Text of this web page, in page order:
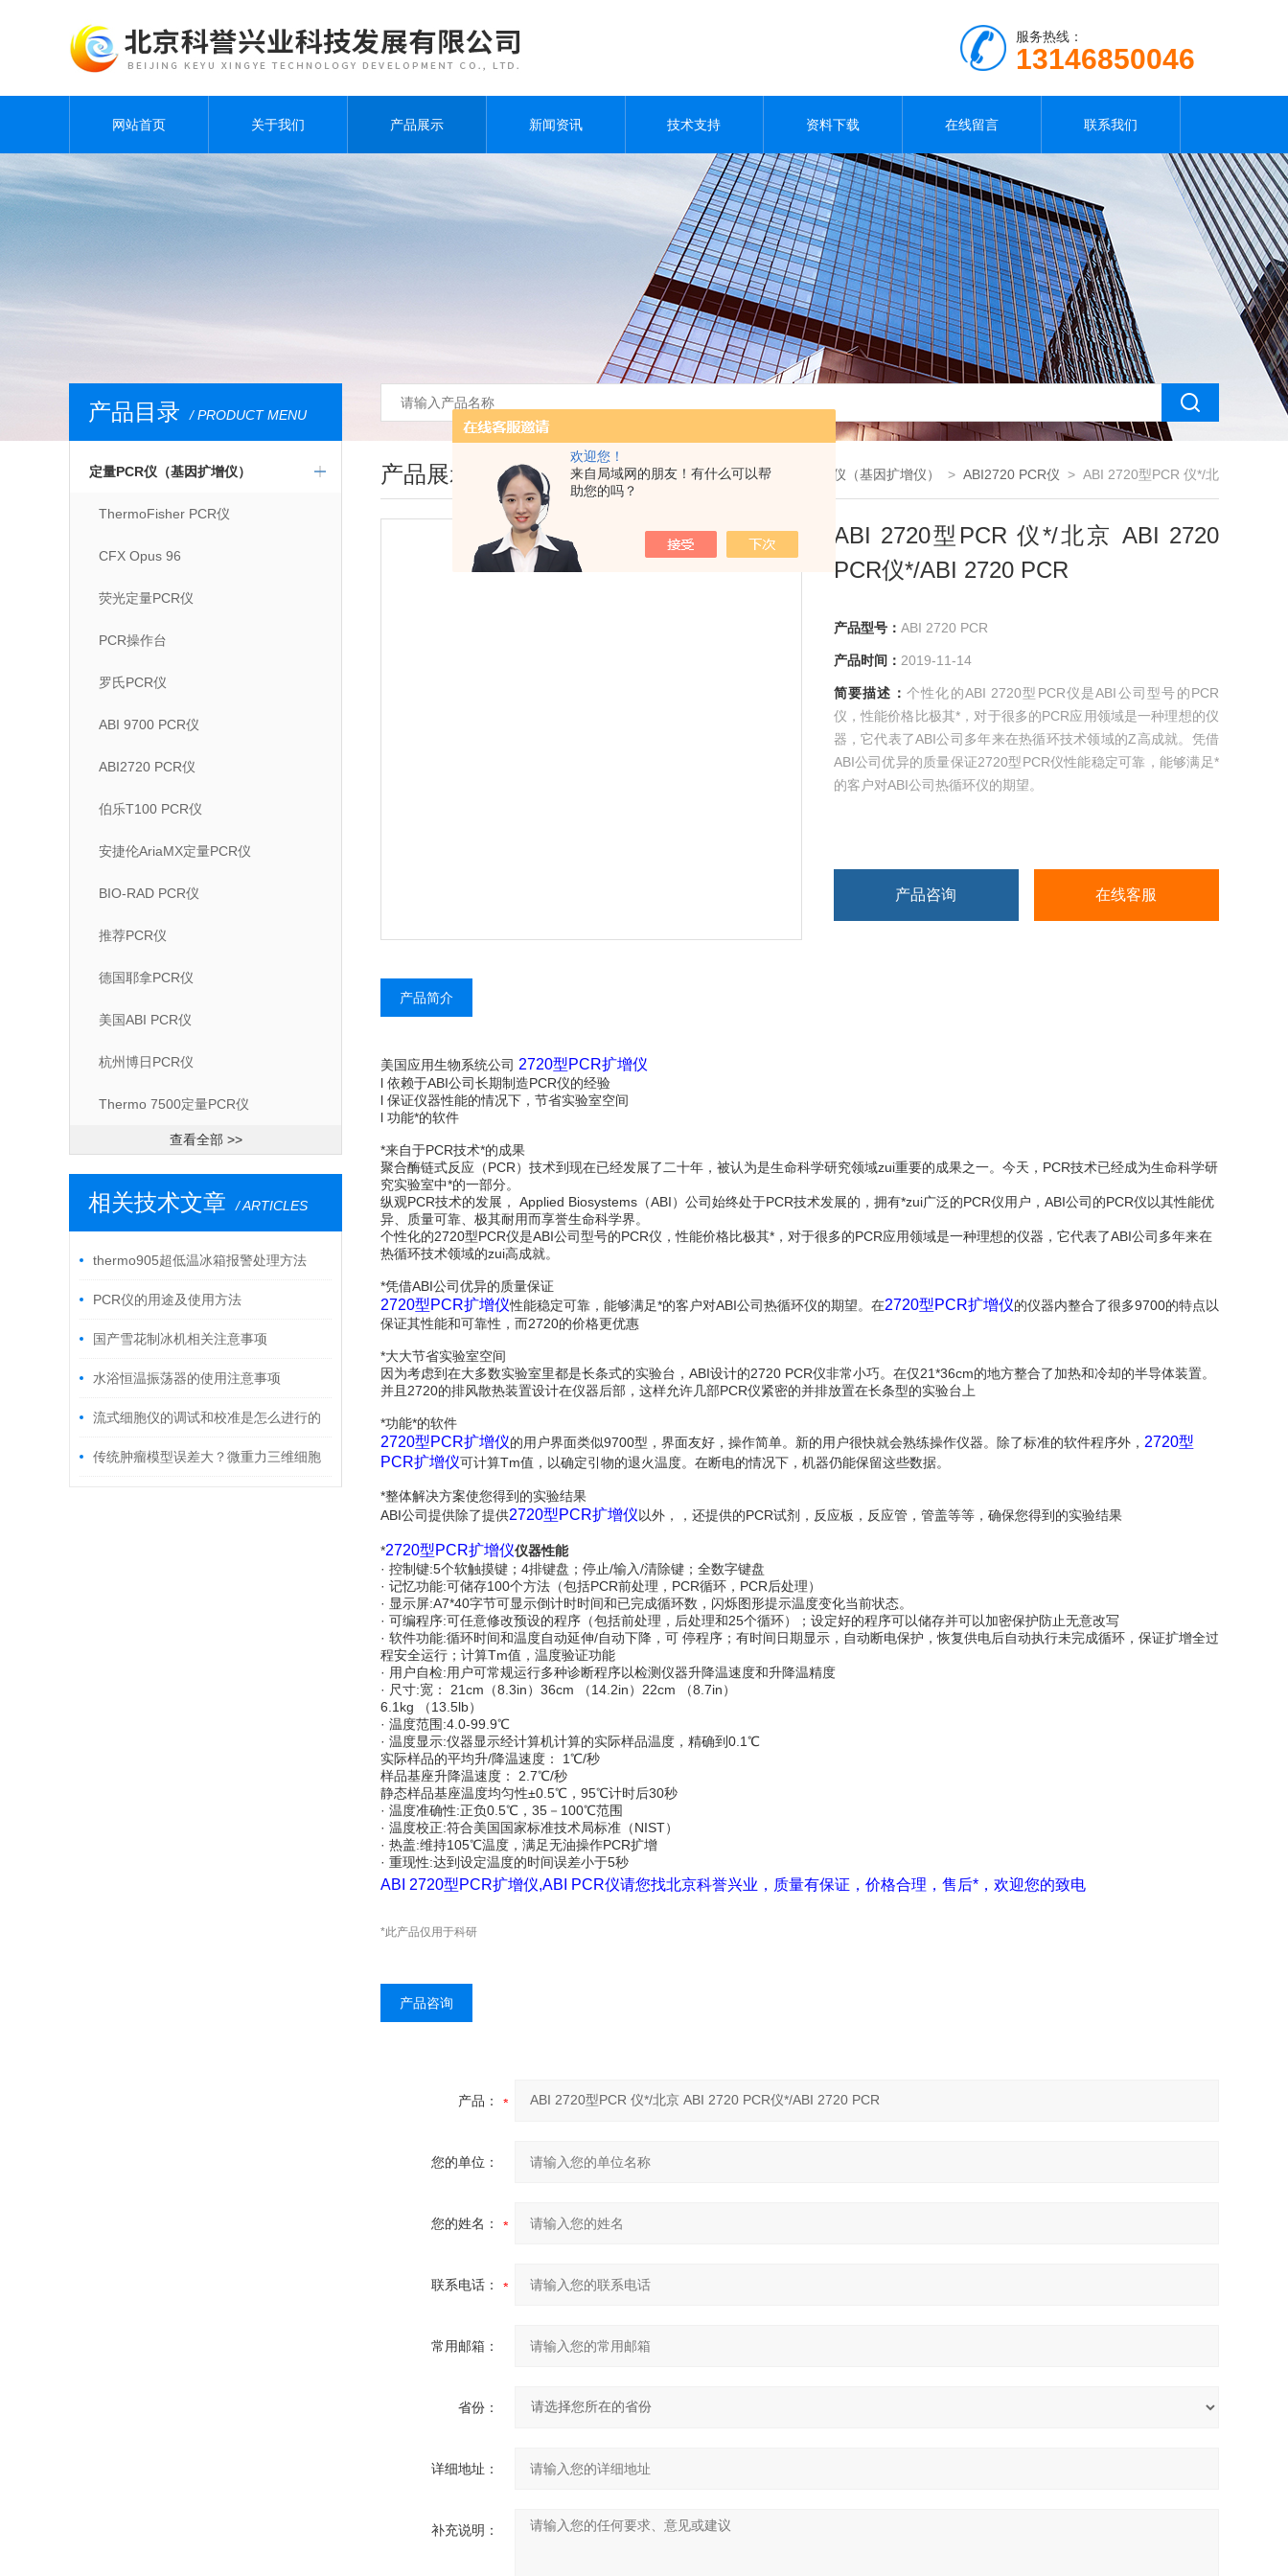
欢迎您！
来自局域网的朋友！有什么可以帮
助您的吗？
服务热线：
13146850046
网站首页 关于我们 产品展示 新闻资讯 技术支持 资料下载 在线留言 联系我们
产品目录 / PRODUCT MENU
定量PCR仪（基因扩增仪）
ThermoFisher PCR仪
CFX Opus 96
荧光定量PCR仪
PCR操作台
罗氏PCR仪
ABI 9700 PCR仪
ABI2720 PCR仪
伯乐T100 PCR仪
安捷伦AriaMX定量PCR仪
BIO-RAD PCR仪
推荐PCR仪
德国耶拿PCR仪
美国ABI PCR仪
杭州博日PCR仪
Thermo 7500定量PCR仪
查看全部 >>
相关技术文章 / ARTICLES
thermo905超低温冰箱报警处理方法
PCR仪的用途及使用方法
国产雪花制冰机相关注意事项
水浴恒温振荡器的使用注意事项
流式细胞仪的调试和校准是怎么进行的
传统肿瘤模型误差大？微重力三维细胞
产品展示 您现在的位置：首页 >产品展示> 定量PCR仪（基因扩增仪） > ABI2720 PCR仪 > ABI 2720型PCR 仪*/北
京 ABI 2720 PCR仪*/ABI 2720 PCR
ABI 2720型PCR 仪*/北京 ABI 2720
PCR仪*/ABI 2720 PCR
产品型号： ABI 2720 PCR
产品时间： 2019-11-14
简要描述： 个性化的ABI 2720型PCR仪是ABI公司型号的PCR
仪，性能价格比极其*，对于很多的PCR应用领域是一种理想的仪
器，它代表了ABI公司多年来在热循环技术领域的Z高成就。凭借
ABI公司优异的质量保证2720型PCR仪性能稳定可靠，能够满足*
的客户对ABI公司热循环仪的期望。
产品咨询 在线客服
产品简介
美国应用生物系统公司 2720型PCR扩增仪
l 依赖于ABI公司长期制造PCR仪的经验
l 保证仪器性能的情况下，节省实验室空间
l 功能*的软件
*来自于PCR技术*的成果
聚合酶链式反应（PCR）技术到现在已经发展了二十年，被认为是生命科学研究领域zui重要的成果之一。今天，PCR技术已经成为生命科学研
究实验室中*的一部分。
纵观PCR技术的发展， Applied Biosystems（ABI）公司始终处于PCR技术发展的，拥有*zui广泛的PCR仪用户，ABI公司的PCR仪以其性能优
异、质量可靠、极其耐用而享誉生命科学界。
个性化的2720型PCR仪是ABI公司型号的PCR仪，性能价格比极其*，对于很多的PCR应用领域是一种理想的仪器，它代表了ABI公司多年来在
热循环技术领域的zui高成就。
*凭借ABI公司优异的质量保证
2720型PCR扩增仪性能稳定可靠，能够满足*的客户对ABI公司热循环仪的期望。在2720型PCR扩增仪的仪器内整合了很多9700的特点以
保证其性能和可靠性，而2720的价格更优惠
*大大节省实验室空间
因为考虑到在大多数实验室里都是长条式的实验台，ABI设计的2720 PCR仪非常小巧。在仅21*36cm的地方整合了加热和冷却的半导体装置。
并且2720的排风散热装置设计在仪器后部，这样允许几部PCR仪紧密的并排放置在长条型的实验台上
*功能*的软件
2720型PCR扩增仪的用户界面类似9700型，界面友好，操作简单。新的用户很快就会熟练操作仪器。除了标准的软件程序外， 2720型
PCR扩增仪可计算Tm值，以确定引物的退火温度。在断电的情况下，机器仍能保留这些数据。
*整体解决方案使您得到的实验结果
ABI公司提供除了提供2720型PCR扩增仪以外，，还提供的PCR试剂，反应板，反应管，管盖等等，确保您得到的实验结果
*2720型PCR扩增仪仪器性能
· 控制键:5个软触摸键；4排键盘；停止/输入/清除键；全数字键盘
· 记忆功能:可储存100个方法（包括PCR前处理，PCR循环，PCR后处理）
· 显示屏:A7*40字节可显示倒计时时间和已完成循环数，闪烁图形提示温度变化当前状态。
· 可编程序:可任意修改预设的程序（包括前处理，后处理和25个循环）；设定好的程序可以储存并可以加密保护防止无意改写
· 软件功能:循环时间和温度自动延伸/自动下降，可 停程序；有时间日期显示，自动断电保护，恢复供电后自动执行未完成循环，保证扩增全过
程安全运行；计算Tm值，温度验证功能
· 用户自检:用户可常规运行多种诊断程序以检测仪器升降温速度和升降温精度
· 尺寸:宽： 21cm（8.3in）36cm （14.2in）22cm （8.7in）
6.1kg （13.5lb）
· 温度范围:4.0-99.9℃
· 温度显示:仪器显示经计算机计算的实际样品温度，精确到0.1℃
实际样品的平均升/降温速度： 1℃/秒
样品基座升降温速度： 2.7℃/秒
静态样品基座温度均匀性±0.5℃，95℃计时后30秒
· 温度准确性:正负0.5℃，35－100℃范围
· 温度校正:符合美国国家标准技术局标准（NIST）
· 热盖:维持105℃温度，满足无油操作PCR扩增
· 重现性:达到设定温度的时间误差小于5秒
ABI 2720型PCR扩增仪,ABI PCR仪请您找北京科誉兴业，质量有保证，价格合理，售后*，欢迎您的致电
*此产品仅用于科研
产品咨询
产品：
您的单位：
您的姓名：
联系电话：
常用邮箱：
省份：
详细地址：
补充说明：